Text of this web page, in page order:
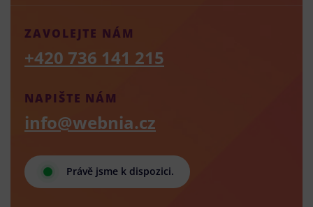
Právě jsme k dispozici.
NAPIŠTE NÁM
info@webnia.cz
ZAVOLEJTE NÁM
+420 736 141 215